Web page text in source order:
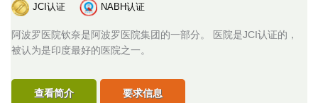
JCI认证 NABH认证
阿波罗医院钦奈是阿波罗医院集团的一部分。 医院是JCI认证的，
被认为是印度最好的医院之一。
查看简介 要求信息